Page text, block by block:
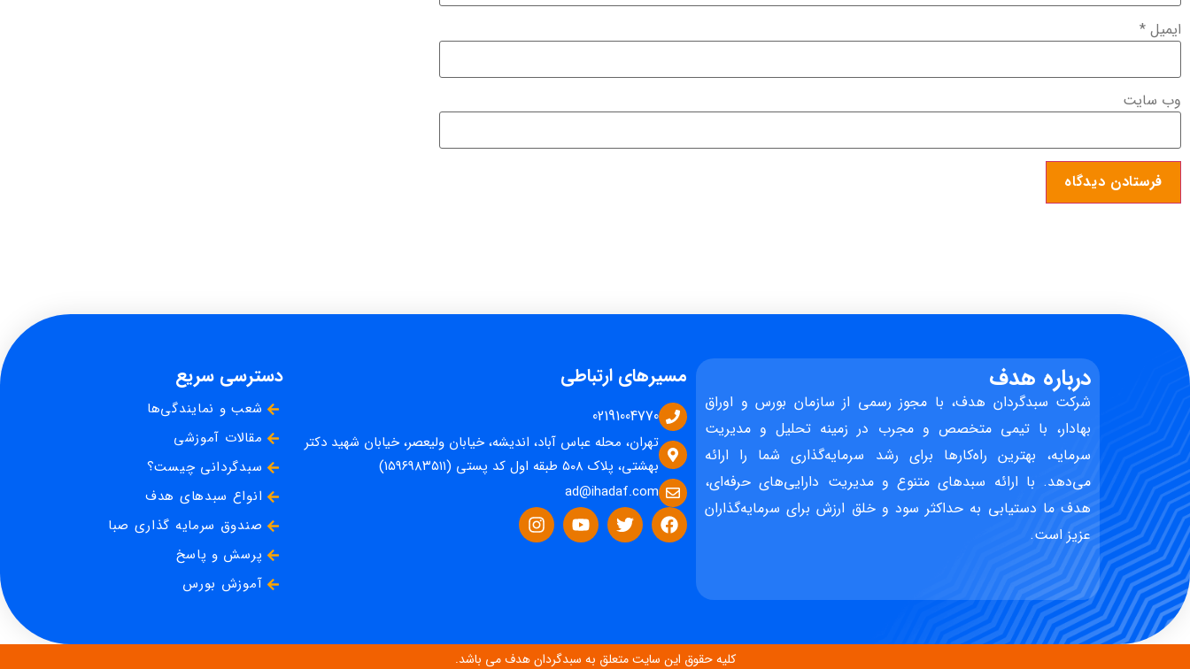
ایمیل *
وب‌ سایت
درباره هدف
شرکت سبدگردان هدف، با مجوز رسمی از سازمان بورس و اوراق
بهادار، با تیمی متخصص و مجرب در زمینه تحلیل و مدیریت
سرمایه، بهترین راه‌کارها برای رشد سرمایه‌گذاری شما را ارائه
می‌دهد. با ارائه سبدهای متنوع و مدیریت دارایی‌های حرفه‌ای،
هدف ما دستیابی به حداکثر سود و خلق ارزش برای سرمایه‌گذاران
عزیز است.
مسیرهای ارتباطی
02191004770
تهران، محله عباس آباد، اندیشه، خیابان ولیعصر، خیابان شهید دکتر
بهشتی، پلاک ۵۰۸ طبقه اول کد پستی (۱۵۹۶۹۸۳۵۱۱)
ad@ihadaf.com
دسترسی سریع
شعب و نمایندگی‌ها
مقالات آموزشی
سبدگردانی چیست؟
انواع سبدهای هدف
صندوق سرمایه گذاری صبا
پرسش و پاسخ
آموزش بورس
کلیه حقوق این سایت متعلق به سبدگردان هدف می باشد.